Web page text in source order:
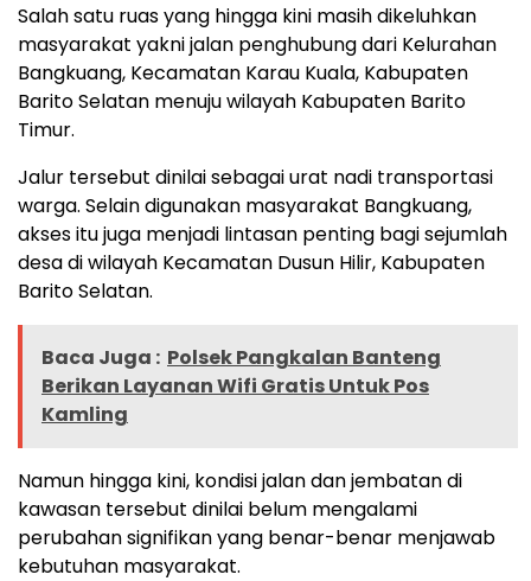
Salah satu ruas yang hingga kini masih dikeluhkan
masyarakat yakni jalan penghubung dari Kelurahan
Bangkuang, Kecamatan Karau Kuala, Kabupaten
Barito Selatan menuju wilayah Kabupaten Barito
Timur.
Jalur tersebut dinilai sebagai urat nadi transportasi
warga. Selain digunakan masyarakat Bangkuang,
akses itu juga menjadi lintasan penting bagi sejumlah
desa di wilayah Kecamatan Dusun Hilir, Kabupaten
Barito Selatan.
Baca Juga : Polsek Pangkalan Banteng
Berikan Layanan Wifi Gratis Untuk Pos
Kamling
Namun hingga kini, kondisi jalan dan jembatan di
kawasan tersebut dinilai belum mengalami
perubahan signifikan yang benar-benar menjawab
kebutuhan masyarakat.